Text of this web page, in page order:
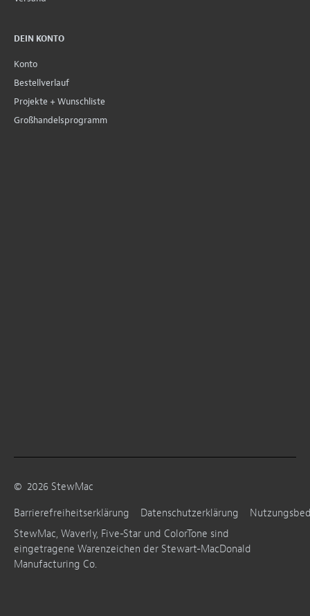
DEIN KONTO
Konto
Bestellverlauf
Projekte + Wunschliste
Großhandelsprogramm
© 2026 StewMac
Barrierefreiheitserklärung
Datenschutzerklärung
StewMac, Waverly, Five-Star und ColorTone sind
eingetragene Warenzeichen der Stewart-MacDonald
Manufacturing Co.